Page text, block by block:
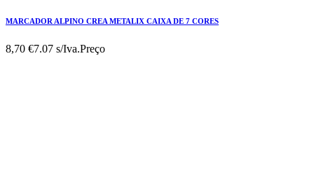
MARCADOR ALPINO CREA METALIX CAIXA DE 7 CORES
8,70 €7.07 s/Iva.Preço